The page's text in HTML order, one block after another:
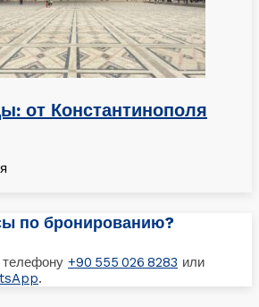
от Константинополя
по бронированию?
+90 555 026 8283 или
.